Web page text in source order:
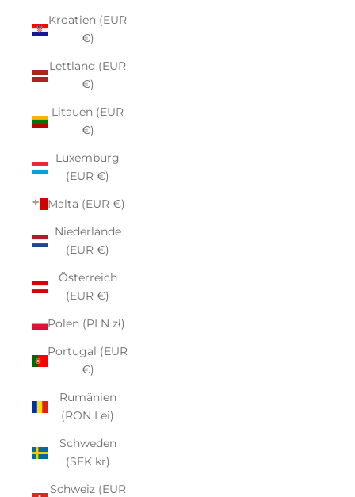
Kroatien (EUR
€)
Lettland (EUR
€)
Litauen (EUR
€)
Luxemburg
(EUR €)
Malta (EUR €)
Niederlande
(EUR €)
Österreich
(EUR €)
Polen (PLN zł)
Portugal (EUR
€)
Rumänien
(RON Lei)
Schweden
(SEK kr)
Schweiz (EUR